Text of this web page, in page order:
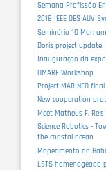
Semana Profissão
2018 IEEE OES AUV
Seminário “O Mar:
Doris project update
Inauguração da
OMARE Workshop
Project MARINFO
New cooperation
Meet Matheus F. Reis
Science Robotics -
the coastal ocean
Mapeamento do
LSTS homenageado